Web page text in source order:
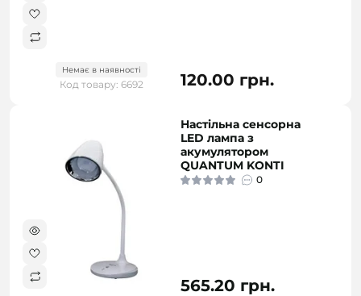
Немає в наявності
Код товару: 6692 120.00 грн.
Настільна сенсорна
LED лампа з
акумулятором
QUANTUM KONTI
0
565.20 грн.